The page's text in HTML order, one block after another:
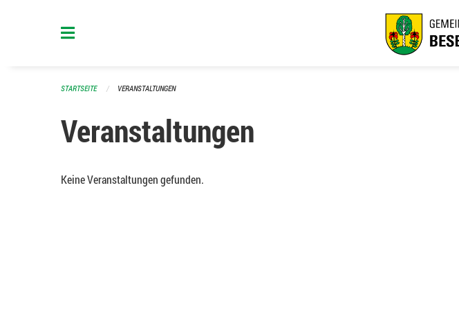
STARTSEITE VERANSTALTUNGEN
Veranstaltungen
Keine Veranstaltungen gefunden.